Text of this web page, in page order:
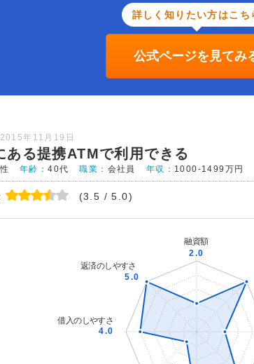
詳しく知りたい方はこち
公式ページを見てみ
年11月19日
ある提携ATMで利用できる
年齢：40代 職業： 会社員 年収： 1000-1499万円
(3.5 / 5.0)